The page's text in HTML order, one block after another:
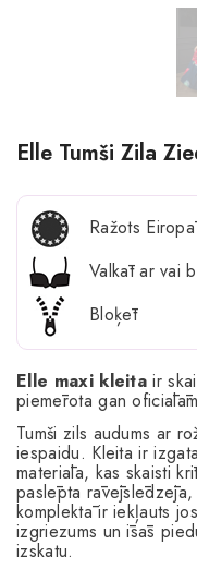
Elle Tumši Zila
Ražots Eiropā
Valkāt ar vai
Bloķēt
Elle maxi kleita ir
piemērota gan
Tumši zils audums ar
iespaidu. Kleita ir
materiāla, kas skaisti
paslēpta
komplektā ir iekļauts
izgriezums un īsās
izskatu.